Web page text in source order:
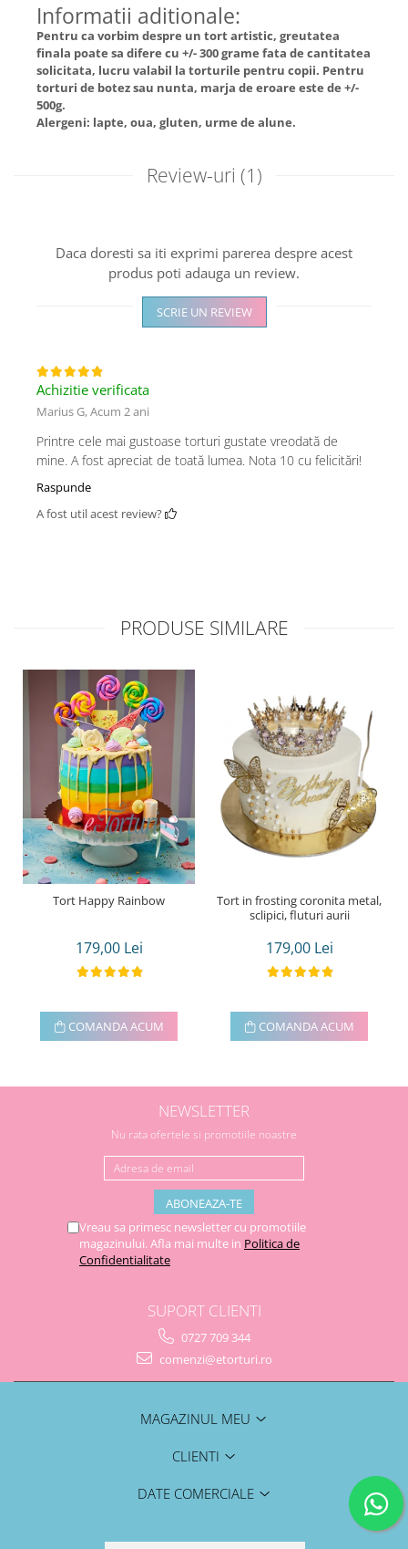
Informatii aditionale:
Pentru ca vorbim despre un tort artistic, greutatea
finala poate sa difere cu +/- 300 grame fata de cantitatea
solicitata, lucru valabil la torturile pentru copii. Pentru
torturi de botez sau nunta, marja de eroare este de +/-
500g.
Alergeni: lapte, oua, gluten, urme de alune.
Review-uri (1)
Daca doresti sa iti exprimi parerea despre acest
produs poti adauga un review.
SCRIE UN REVIEW
Achizitie verificata
Marius G,Acum 2 ani
Printre cele mai gustoase torturi gustate vreodată de
mine. A fost apreciat de toată lumea. Nota 10 cu felicitări!
Raspunde
A fost util acest review?
PRODUSE SIMILARE
Tort Happy Rainbow
179,00 Lei
COMANDA ACUM
Tort in frosting coronita metal,
sclipici, fluturi aurii
179,00 Lei
COMANDA ACUM
NEWSLETTER
Nu rata ofertele si promotiile noastre
Vreau sa primesc newsletter cu promotiile
magazinului. Afla mai multe in Politica de
Confidentialitate
SUPORT CLIENTI
0727 709 344
comenzi@etorturi.ro
MAGAZINUL MEU
CLIENTI
DATE COMERCIALE